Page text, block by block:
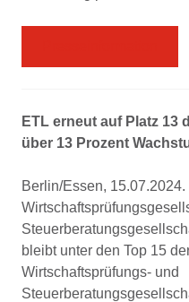
ETL erneut auf Platz 13
über 13 Prozent
Berlin/Essen,
bleibt unter den Top 15
Wirtschaftsprüfungs- und